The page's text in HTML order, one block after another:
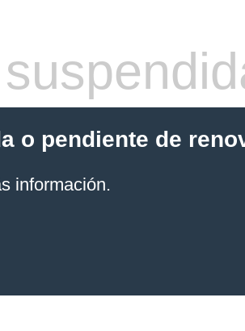
o pendiente de
información.